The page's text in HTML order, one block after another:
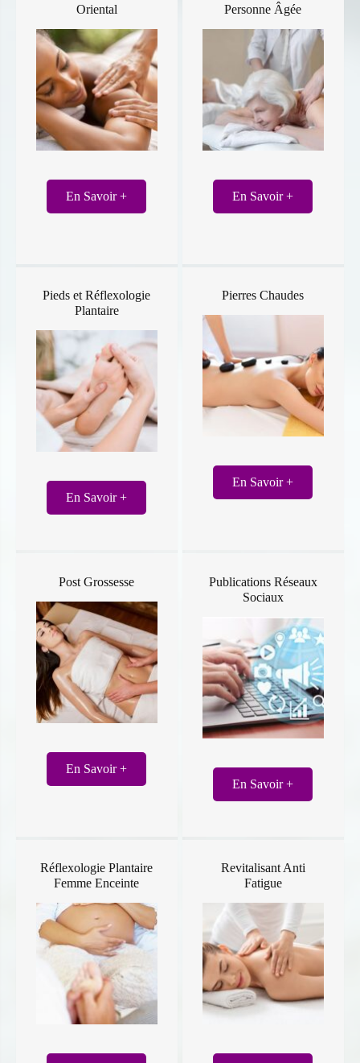
Oriental
En Savoir +
Personne Âgée
En Savoir +
Pieds et Réflexologie
Plantaire
En Savoir +
Pierres Chaudes
En Savoir +
Post Grossesse
En Savoir +
Publications Réseaux
Sociaux
En Savoir +
Réflexologie Plantaire
Femme Enceinte
Revitalisant Anti
Fatigue